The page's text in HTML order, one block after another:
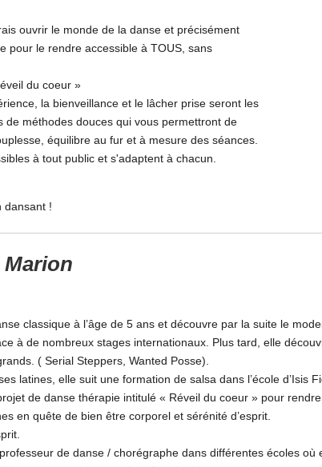
ouvrir le monde de la danse et précisément
pour le rendre accessible à TOUS, sans
du coeur »
la bienveillance et le lâcher prise seront les
de méthodes douces qui vous permettront de
équilibre au fur et à mesure des séances.
à tout public et s'adaptent à chacun.
dansant !
classique à l’âge de 5 ans et découvre par la suite le
à de nombreux stages internationaux. Plus tard, elle
( Serial Steppers, Wanted Posse).
latines, elle suit une formation de salsa dans l’école d’Isis
de danse thérapie intitulé « Réveil du coeur » pour
en quête de bien être corporel et sérénité d’esprit.
de danse / chorégraphe dans différentes écoles